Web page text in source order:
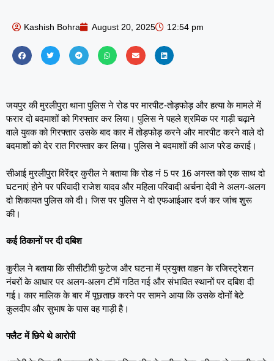
Kashish Bohra August 20, 2025 12:54 pm
जयपुर की मुरलीपुरा थाना पुलिस ने रोड पर मारपीट-तोड़फोड़ और हत्या के मामले में
फरार दो बदमाशों को गिरफ्तार कर लिया। पुलिस ने पहले श्रमिक पर गाड़ी चढ़ाने
वाले युवक को गिरफ्तार उसके बाद कार में तोड़फोड़ करने और मारपीट करने वाले दो
बदमाशों को देर रात गिरफ्तार कर लिया। पुलिस ने बदमाशों की आज परेड कराई।
सीआई मुरलीपुरा विरेंद्र कुरील ने बताया कि रोड नं 5 पर 16 अगस्त को एक साथ दो
घटनाएं होने पर परिवादी राजेश यादव और महिला परिवादी अर्चना देवी ने अलग-अलग
दो शिकायत पुलिस को दी। जिस पर पुलिस ने दो एफआईआर दर्ज कर जांच शुरू
की।
कई ठिकानों पर दी दबिश
कुरील ने बताया कि सीसीटीवी फुटेज और घटना में प्रयुक्त वाहन के रजिस्ट्रेशन
नंबरों के आधार पर अलग-अलग टीमें गठित गई और संभावित स्थानों पर दबिश दी
गई। कार मालिक के बार में पूछताछ करने पर सामने आया कि उसके दोनों बेटे
कुलदीप और सुभाष के पास वह गाड़ी है।
फ्लैट में छिपे थे आरोपी